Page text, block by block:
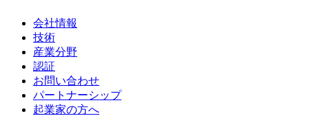
会社情報
技術
産業分野
認証
お問い合わせ
パートナーシップ
起業家の方へ